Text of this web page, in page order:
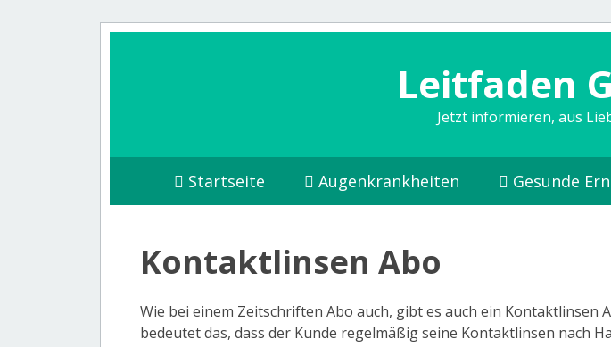
Leitfaden
Jetzt informieren, aus
Startseite Augenkrankheiten Gesunde
Kontaktlinsen Abo
Wie bei einem Zeitschriften Abo auch, gibt es auch ein Kontaktlinsen
bedeutet das, dass der Kunde regelmäßig seine Kontaktlinsen nach